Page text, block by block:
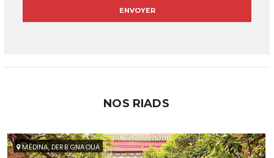
NOS RIADS
MÉDINA, DERB GNAOUA